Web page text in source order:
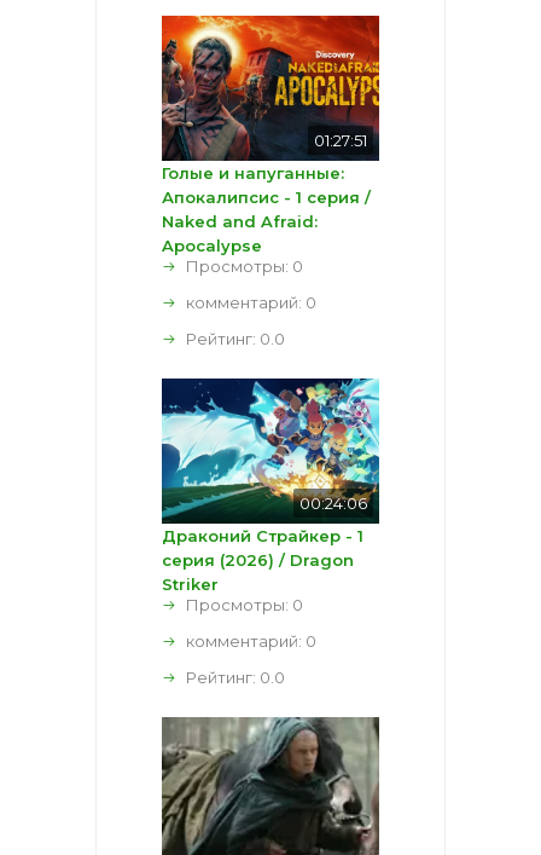
01:27:51
Голые и напуганные:
Апокалипсис - 1 серия /
Naked and Afraid:
Apocalypse
Просмотры: 0
комментарий: 0
Рейтинг: 0.0
00:24:06
Драконий Страйкер - 1
серия (2026) / Dragon
Striker
Просмотры: 0
комментарий: 0
Рейтинг: 0.0